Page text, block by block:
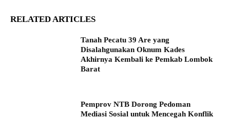
RELATED ARTICLES
Tanah Pecatu 39 Are yang
Disalahgunakan Oknum Kades
Akhirnya Kembali ke Pemkab Lombok
Barat
Pemprov NTB Dorong Pedoman
Mediasi Sosial untuk Mencegah Konflik